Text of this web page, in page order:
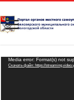
Видеоплеер
Media error: Format(s) not
Скачать файл: https://